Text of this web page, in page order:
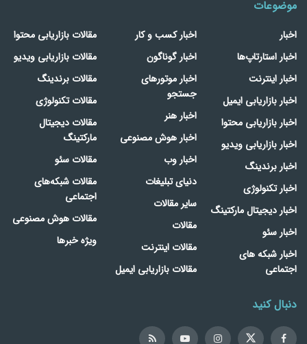
موضوعات
اخبار
اخبار استارتاپ‌ها
اخبار اینترنت
اخبار بازاریابی ایمیل
اخبار بازاریابی محتوا
اخبار بازاریابی ویدیو
اخبار برندینگ
اخبار تکنولوژی
اخبار دیجیتال مارکتینگ
اخبار سئو
اخبار شبکه های
اجتماعی
اخبار کسب و کار
اخبار گوناگون
اخبار موتورهای
جستجو
اخبار هنر
اخبار هوش مصنوعی
اخبار وب
دنیای تبلیغات
سایر مقالات
مقالات
مقالات اینترنت
مقالات بازاریابی ایمیل
مقالات بازاریابی محتوا
مقالات بازاریابی ویدیو
مقالات برندینگ
مقالات تکنولوژی
مقالات دیجیتال
مارکتینگ
مقالات سئو
مقالات شبکه‌های
اجتماعی
مقالات هوش مصنوعی
ویژه خبرها
دنبال کنید